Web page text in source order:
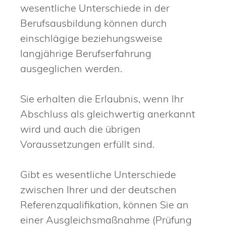
wesentliche Unterschiede in der
Berufsausbildung können durch
einschlägige beziehungsweise
langjährige Berufserfahrung
ausgeglichen werden.
Sie erhalten die Erlaubnis, wenn Ihr
Abschluss als gleichwertig anerkannt
wird und auch die übrigen
Voraussetzungen erfüllt sind.
Gibt es wesentliche Unterschiede
zwischen Ihrer und der deutschen
Referenzqualifikation, können Sie an
einer Ausgleichsmaßnahme (Prüfung